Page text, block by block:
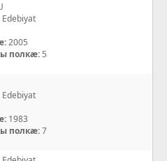
Edebiyat
2005
полкæ: 5
Edebiyat
1983
полкæ:7